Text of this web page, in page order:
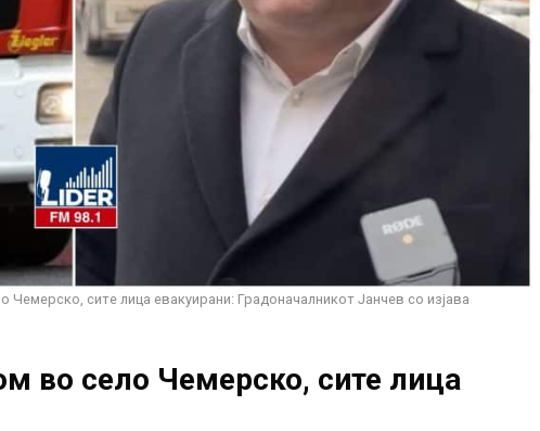
сите лица евакуирани: Градоначалникот Јанчев со изјава
во село Чемерско, сите лица